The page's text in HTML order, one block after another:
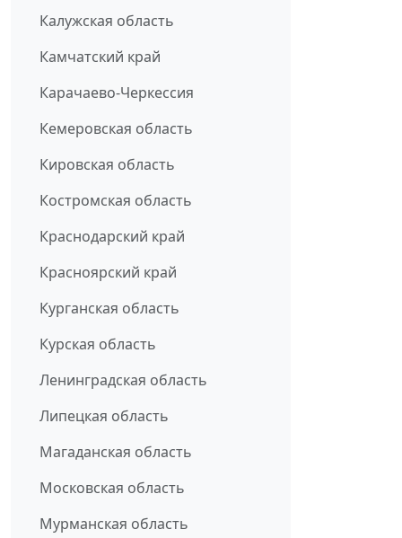
Калужская область
Камчатский край
Карачаево-Черкессия
Кемеровская область
Кировская область
Костромская область
Краснодарский край
Красноярский край
Курганская область
Курская область
Ленинградская область
Липецкая область
Магаданская область
Московская область
Мурманская область